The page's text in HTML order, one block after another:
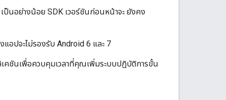
ป็นอย่างน้อย SDK เวอร์ชันก่อนหน้าจะ ยังคง
แอปจะไม่รองรับ Android 6 และ 7
เคชันเพื่อควบคุมเวลาที่คุณเพิ่มระบบปฏิบัติการขั้น